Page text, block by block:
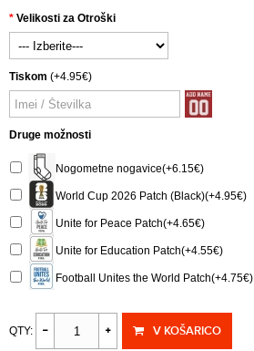
Velikosti za Otroški
Tiskom (+4.95€)
Druge možnosti
Nogometne nogavice(+6.15€)
World Cup 2026 Patch (Black)(+4.95€)
Unite for Peace Patch(+4.65€)
Unite for Education Patch(+4.55€)
Football Unites the World Patch(+4.75€)
QTY: V KOŠARICO